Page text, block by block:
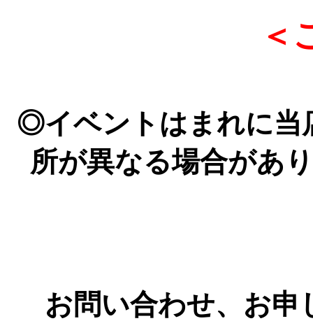
＜
◎イベントはまれに当
所が異なる場合があ
お問い合わせ、お申